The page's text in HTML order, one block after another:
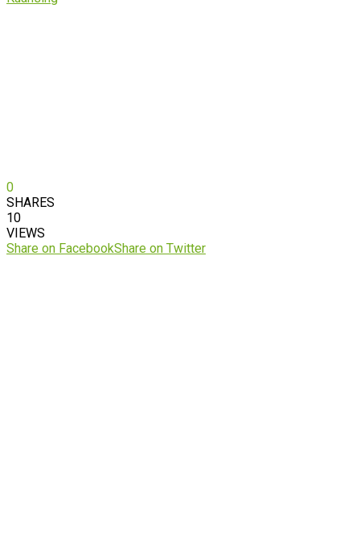
0
SHARES
10
VIEWS
Share on FacebookShare on Twitter